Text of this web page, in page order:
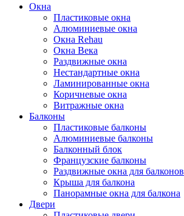
Окна
Пластиковые окна
Алюминиевые окна
Окна Rehau
Окна Века
Раздвижные окна
Нестандартные окна
Ламинированные окна
Коричневые окна
Витражные окна
Балконы
Пластиковые балконы
Алюминиевые балконы
Балконный блок
Французские балконы
Раздвижные окна для балконов
Крыша для балкона
Панорамные окна для балкона
Двери